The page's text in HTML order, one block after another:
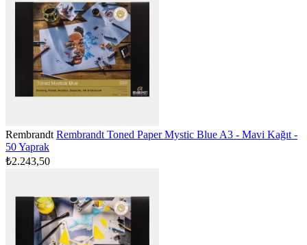
Rembrandt Rembrandt Toned Paper Mystic Blue A3 - Mavi Kağıt -
50 Yaprak
₺2.243,50